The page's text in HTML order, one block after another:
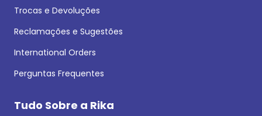
Trocas e Devoluções
Reclamações e Sugestões
International Orders
Perguntas Frequentes
Tudo Sobre a Rika